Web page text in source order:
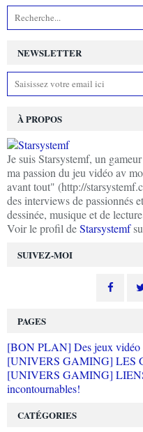
NEWSLETTER
SUIVEZ-MOI
À PROPOS
Je suis Starsystemf, un
ma passion du jeu vidéo av
avant tout" (http://
des interviews de passionnés
dessinée, musique et de
Voir le profil deStarsystemf
PAGES
[BON PLAN] Des jeux vidéo
[UNIVERS GAMING] LES
[UNIVERS GAMING]
incontournables!
CATÉGORIES